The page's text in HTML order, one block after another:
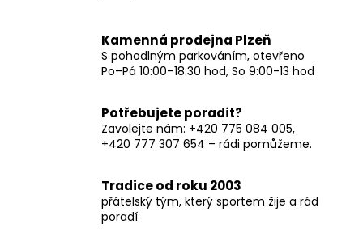
Kamenná prodejna Plzeň
S pohodlným parkováním, otevřeno
Po–Pá 10:00–18:30 hod, So 9:00-13 hod
Potřebujete poradit?
Zavolejte nám: +420 775 084 005,
+420 777 307 654 – rádi pomůžeme.
Tradice od roku 2003
přátelský tým, který sportem žije a rád
poradí